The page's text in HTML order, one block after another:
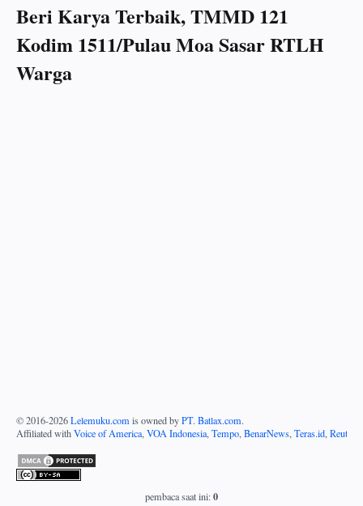
Beri Karya Terbaik, TMMD 121
Kodim 1511/Pulau Moa Sasar RTLH
Warga
© 2016-2026Lelemuku.com is owned byPT. Batlax.com.
Affiliated withVoice of America, VOA Indonesia, Tempo, BenarNews, Teras.id, Reuters
pembaca saat ini:0